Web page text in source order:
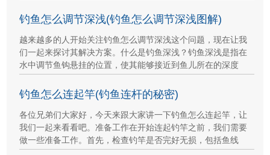
钓鱼怎么调节深浅(钓鱼怎么调节深浅图解)
越来越多的人开始关注钓鱼怎么调节深浅这个问题，现在让我
们一起来探讨其解决方案。什么是钓鱼深浅？钓鱼深浅是指在
水中调节鱼钩悬挂的位置，使其能够接近到鱼儿所在的深度
钓鱼怎么连起竿(钓鱼连杆的秘密)
各位兄弟们大家好，今天来跟大家讲一下钓鱼怎么连起竿，让
我们一起来看看吧。准备工作在开始连起钓竿之前，我们需要
做一些准备工作。首先，检查钓竿是否完好无损，包括鱼线